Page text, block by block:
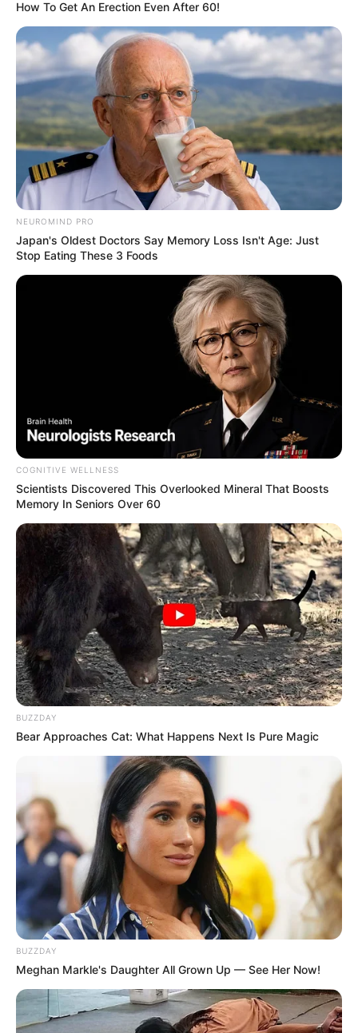
6. Abuso de álcool;
7. Poluição particulada do ar;
8. Mau funcionamento dos rins;
9. Colesterol alto;
10. Violência sexual na infância.
Participe do nosso grupo do
Fique informado em tempo real sobre as principais
notícias de Paraguaçu Paulista e região
Clique aqui para entrar no grupo
How To Get An Erection Even After 60!
NEUROMIND PRO
Japan's Oldest Doctors Say Memory Loss Isn't Age: Just
Stop Eating These 3 Foods
COGNITIVE WELLNESS
Scientists Discovered This Overlooked Mineral That Boosts
Memory In Seniors Over 60
BUZZDAY
Bear Approaches Cat: What Happens Next Is Pure Magic
BUZZDAY
Meghan Markle's Daughter All Grown Up — See Her Now!